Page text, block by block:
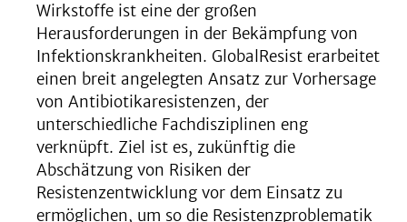
Wirkstoffe ist eine der großen
Herausforderungen in der Bekämpfung von
Infektionskrankheiten. GlobalResist erarbeitet
einen breit angelegten Ansatz zur Vorhersage
von Antibiotikaresistenzen, der
unterschiedliche Fachdisziplinen eng
verknüpft. Ziel ist es, zukünftig die
Abschätzung von Risiken der
Resistenzentwicklung vor dem Einsatz zu
ermöglichen, um so die Resistenzproblematik